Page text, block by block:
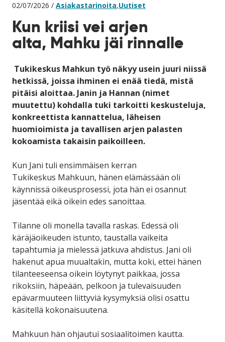
02/07/2026 / Asiakastarinoita,Uutiset
Kun kriisi vei arjen
alta, Mahku jäi rinnalle
Tukikeskus Mahkun työ näkyy usein juuri niissä
hetkissä, joissa ihminen ei enää tiedä, mistä
pitäisi aloittaa. Janin ja Hannan (nimet
muutettu) kohdalla tuki tarkoitti keskusteluja,
konkreettista kannattelua, läheisen
huomioimista ja tavallisen arjen palasten
kokoamista takaisin paikoilleen.
Kun Jani tuli ensimmäisen kerran
Tukikeskus Mahkuun, hänen elämässään oli
käynnissä oikeusprosessi, jota hän ei osannut
jäsentää eikä oikein edes sanoittaa.
Tilanne oli monella tavalla raskas. Edessä oli
käräjäoikeuden istunto, taustalla vaikeita
tapahtumia ja mielessä jatkuva ahdistus. Jani oli
hakenut apua muualtakin, mutta koki, ettei hänen
tilanteeseensa oikein löytynyt paikkaa, jossa
rikoksiin, häpeään, pelkoon ja tulevaisuuden
epävarmuuteen liittyviä kysymyksiä olisi osattu
käsitellä kokonaisuutena.
Mahkuun hän ohjautui sosiaalitoimen kautta.